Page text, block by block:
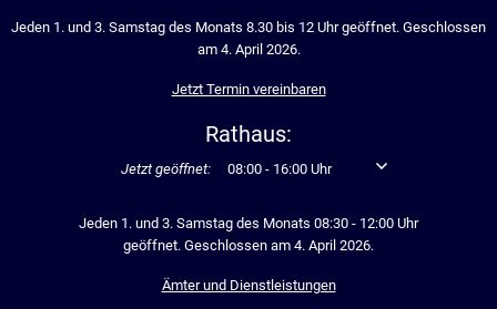
Jeden 1. und 3. Samstag des Monats 8.30 bis 12 Uhr geöffnet. Geschlossen
am 4. April 2026.
Jetzt Termin vereinbaren
Rathaus:
Klicken, um weitere Öffnungs- oder Schließzeiten
Jetzt geöffnet: 08:00- 16:00Uhr Von 08:00 bis 16:00
Jeden 1. und 3. Samstag des Monats 08:30 - 12:00 Uhr
geöffnet. Geschlossen am 4. April 2026.
Ämter und Dienstleistungen